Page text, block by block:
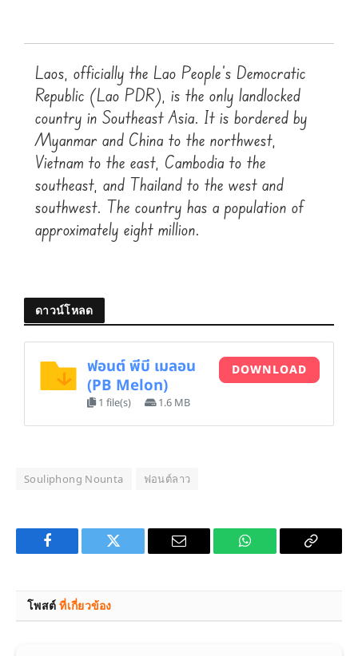
Laos, officially the Lao People’s Democratic
Republic (Lao PDR), is the only landlocked
country in Southeast Asia. It is bordered by
Myanmar and China to the northwest,
Vietnam to the east, Cambodia to the
southeast, and Thailand to the west and
southwest. The country has a population of
approximately eight million.
ดาวน์โหลด
ฟอนต์ พีบี เมลอน
(PB Melon)
1 file(s) 1.6 MB
DOWNLOAD
Souliphong Nounta ฟอนต์ลาว
Facebook Twitter Email WhatsApp Copy
โพสต์ที่เกี่ยวข้อง